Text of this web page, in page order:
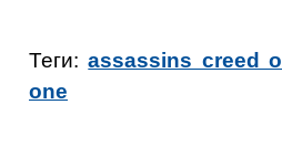
Теги:assassins creed
one